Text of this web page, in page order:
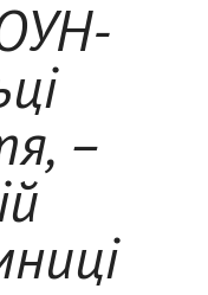
–